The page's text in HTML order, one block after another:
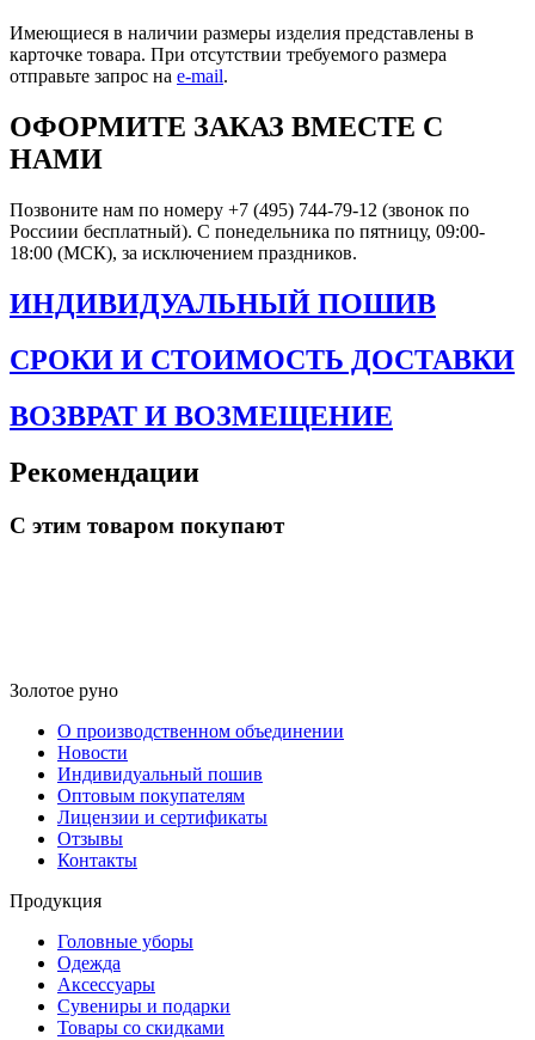
Имеющиеся в наличии размеры изделия представлены в
карточке товара. При отсутствии требуемого размера
отправьте запрос на e-mail.
ОФОРМИТЕ ЗАКАЗ ВМЕСТЕ С
НАМИ
Позвоните нам по номеру +7 (495) 744-79-12 (звонок по
Россиии бесплатный). С понедельника по пятницу, 09:00-
18:00 (МСК), за исключением праздников.
ИНДИВИДУАЛЬНЫЙ ПОШИВ
СРОКИ И СТОИМОСТЬ ДОСТАВКИ
ВОЗВРАТ И ВОЗМЕЩЕНИЕ
Рекомендации
С этим товаром покупают
Золотое руно
О производственном объединении
Новости
Индивидуальный пошив
Оптовым покупателям
Лицензии и сертификаты
Отзывы
Контакты
Продукция
Головные уборы
Одежда
Аксессуары
Сувениры и подарки
Товары со скидками